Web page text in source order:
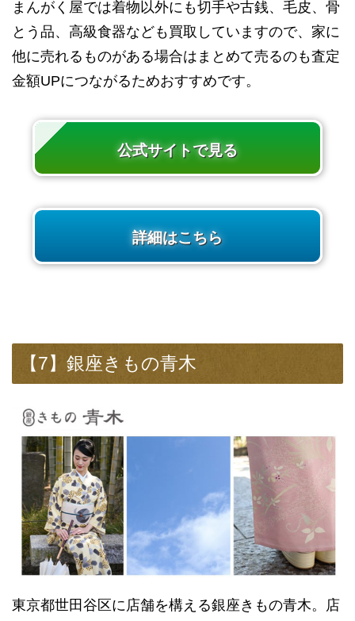
まんがく屋では着物以外にも切手や古銭、毛皮、骨
とう品、高級食器なども買取していますので、家に
他に売れるものがある場合はまとめて売るのも査定
金額UPにつながるためおすすめです。
公式サイトで見る
詳細はこちら
【7】銀座きもの青木
東京都世田谷区に店舗を構える銀座きもの青木。店